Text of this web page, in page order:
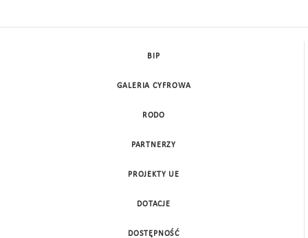
BIP
GALERIA CYFROWA
RODO
PARTNERZY
PROJEKTY UE
DOTACJE
DOSTĘPNOŚĆ